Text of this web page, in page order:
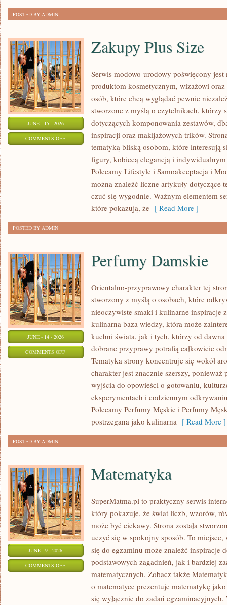
POSTED BY ADMIN
JUNE - 15 - 2026
COMMENTS OFFON
Zakupy Plus Size
Serwis modowo-urodowy poświęcony
produktom kosmetycznym, wizażowi
osób, które chcą wyglądać pewnie
stworzone z myślą o czytelnikach, którzy
dotyczących komponowania zestawów,
inspiracji oraz makijażowych trików.
tematyką bliską osobom, które interesują
figury, kobiecą elegancją i
Polecamy Lifestyle i Samoakceptacja i
można znaleźć liczne artykuły dotyczące
czuć się wygodnie. Ważnym elementem
które pokazują, że [ Read More ]
POSTED BY ADMIN
JUNE - 14 - 2026
COMMENTS OFFON
Perfumy Damskie
Orientalno-przyprawowy charakter tej
stworzony z myślą o osobach, które
nieoczywiste smaki i kulinarne inspiracje
kulinarna baza wiedzy, która może
kuchni świata, jak i tych, którzy od
dobrane przyprawy potrafią całkowicie
Tematyka strony koncentruje się wokół
charakter jest znacznie szerszy,
wyjścia do opowieści o gotowaniu,
eksperymentach i codziennym
Polecamy Perfumy Męskie i Perfumy
postrzegana jako kulinarna [ Read More ]
POSTED BY ADMIN
JUNE - 9 - 2026
COMMENTS OFFON
MATEMATYKA
Matematyka
SuperMatma.pl to praktyczny serwis
który pokazuje, że świat liczb, wzorów,
może być ciekawy. Strona została
uczyć się w spokojny sposób. To
się do egzaminu może znaleźć inspiracje
podstawowych zagadnień, jak i bardziej
matematycznych. Zobacz także
o matematyce prezentuje matematykę
się wyłącznie do zadań